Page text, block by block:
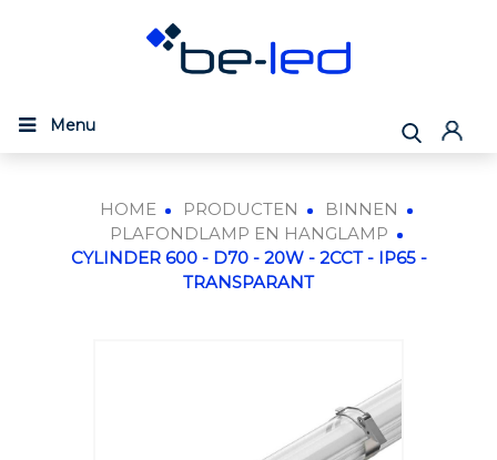
Menu
HOME PRODUCTEN
BINNEN
PLAFONDLAMP EN HANGLAMP
CYLINDER 600 - D70 - 20W - 2CCT - IP65 -
TRANSPARANT